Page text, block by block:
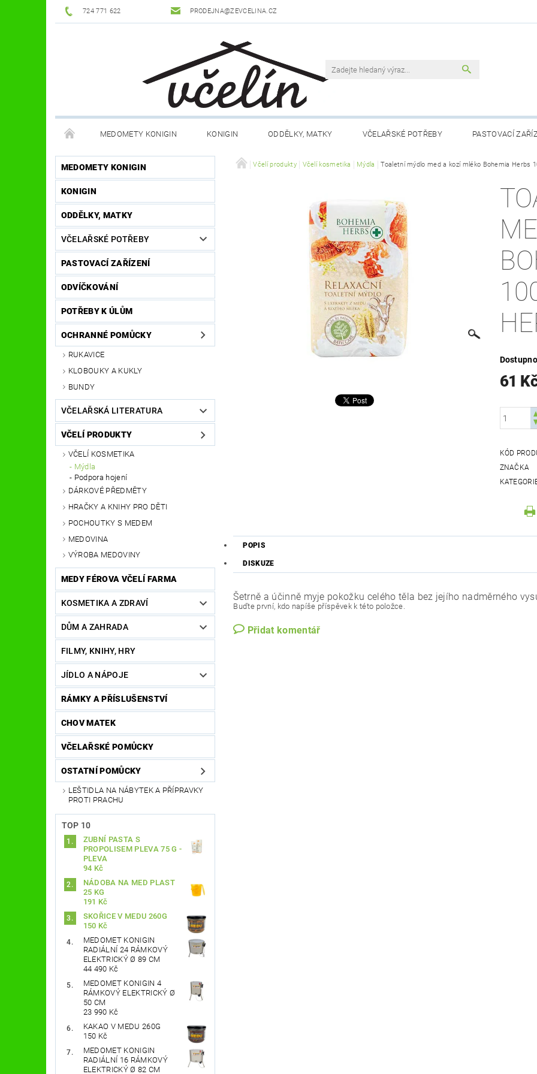
724 771 622 PRODEJNA@ZEVCELINA.CZ
MEDOMETY KONIGIN KONIGIN ODDĚLKY, MATKY VČELAŘSKÉ POTŘEBY PASTOVACÍ
POTŘEBY K ÚLŮM OCHRANNÉ POMŮCKY VČELAŘSKÁ LITERATURA VČELÍ PRODUKTY MEDY
DŮM A ZAHRADA CHOV MATEK
OSTATNÍ POMŮCKY NOVINKY KONTAKTY OBCHODNÍ PODMÍNKY
MEDOMETY KONIGIN
KONIGIN
ODDĚLKY, MATKY
VČELAŘSKÉ POTŘEBY
PASTOVACÍ ZAŘÍZENÍ
ODVÍČKOVÁNÍ
POTŘEBY K ÚLŮM
OCHRANNÉ POMŮCKY
RUKAVICE
KLOBOUKY A KUKLY
BUNDY
VČELAŘSKÁ LITERATURA
VČELÍ PRODUKTY
VČELÍ KOSMETIKA
Mýdla
Podpora hojení
DÁRKOVÉ PŘEDMĚTY
HRAČKY A KNIHY PRO DĚTI
POCHOUTKY S MEDEM
MEDOVINA
VÝROBA MEDOVINY
MEDY FÉROVA VČELÍ FARMA
KOSMETIKA A ZDRAVÍ
DŮM A ZAHRADA
FILMY, KNIHY, HRY
JÍDLO A NÁPOJE
RÁMKY A PŘÍSLUŠENSTVÍ
CHOV MATEK
VČELAŘSKÉ POMŮCKY
OSTATNÍ POMŮCKY
LEŠTIDLA NA NÁBYTEK A PŘÍPRAVKY
PROTI PRACHU
TOP 10
ZUBNÍ PASTA S
PROPOLISEM PLEVA 75 G -
PLEVA
94 Kč
NÁDOBA NA MED PLAST
25 KG
191 Kč
SKOŘICE V MEDU 260G
150 Kč
MEDOMET KONIGIN
RADIÁLNÍ 24 RÁMKOVÝ
ELEKTRICKÝ Ø 89 CM
44 490 Kč
MEDOMET KONIGIN 4
RÁMKOVÝ ELEKTRICKÝ Ø
50 CM
23 990 Kč
KAKAO V MEDU 260G
150 Kč
MEDOMET KONIGIN
RADIÁLNÍ 16 RÁMKOVÝ
ELEKTRICKÝ Ø 82 CM
Včelí produkty Včelí kosmetika Mýdla Toaletní mýdlo med a kozí mléko Bohemia Herbs
61
KÓD
ZNAČKA
POPIS
DISKUZE
Šetrně a účinně myje pokožku celého těla bez jejího nadměrného
Buďte první, kdo napíše příspěvek k této položce.
Přidat komentář